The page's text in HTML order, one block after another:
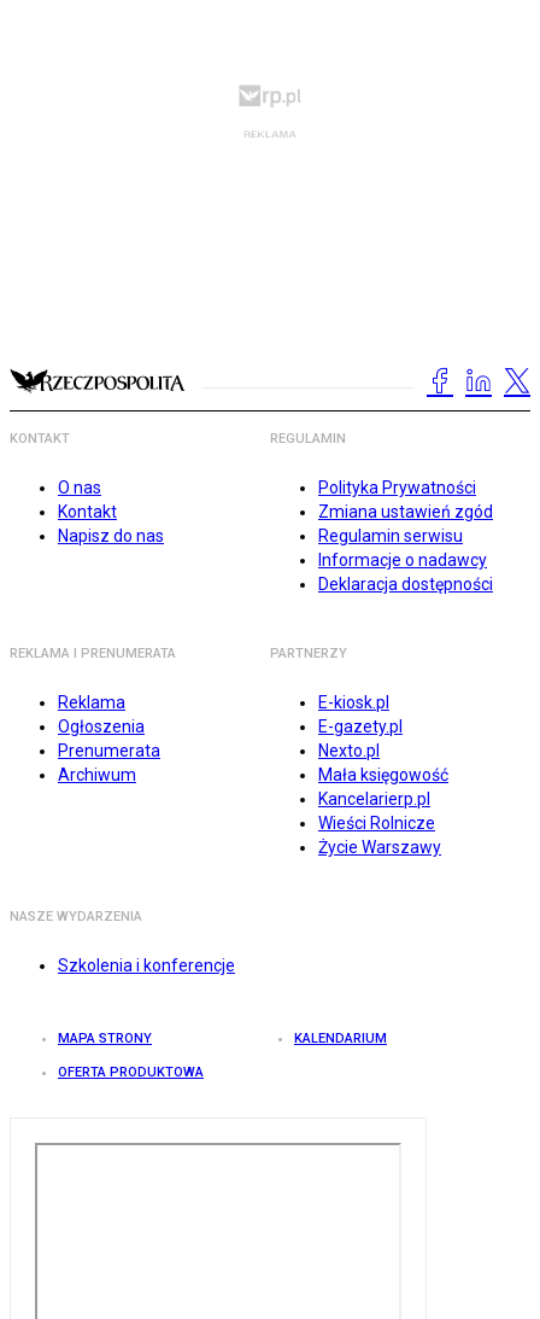
KONTAKT
O nas
Kontakt
Napisz do nas
REGULAMIN
Polityka Prywatności
Zmiana ustawień zgód
Regulamin serwisu
Informacje o nadawcy
Deklaracja dostępności
REKLAMA I PRENUMERATA
Reklama
Ogłoszenia
Prenumerata
Archiwum
PARTNERZY
E-kiosk.pl
E-gazety.pl
Nexto.pl
Mała księgowość
Kancelarierp.pl
Wieści Rolnicze
Życie Warszawy
NASZE WYDARZENIA
Szkolenia i konferencje
MAPA STRONY KALENDARIUM
OFERTA PRODUKTOWA